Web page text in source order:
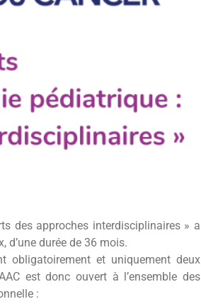
des approches interdisciplinaires » a
durée de 36 mois.
obligatoirement et uniquement deux
est donc ouvert à l’ensemble des
: